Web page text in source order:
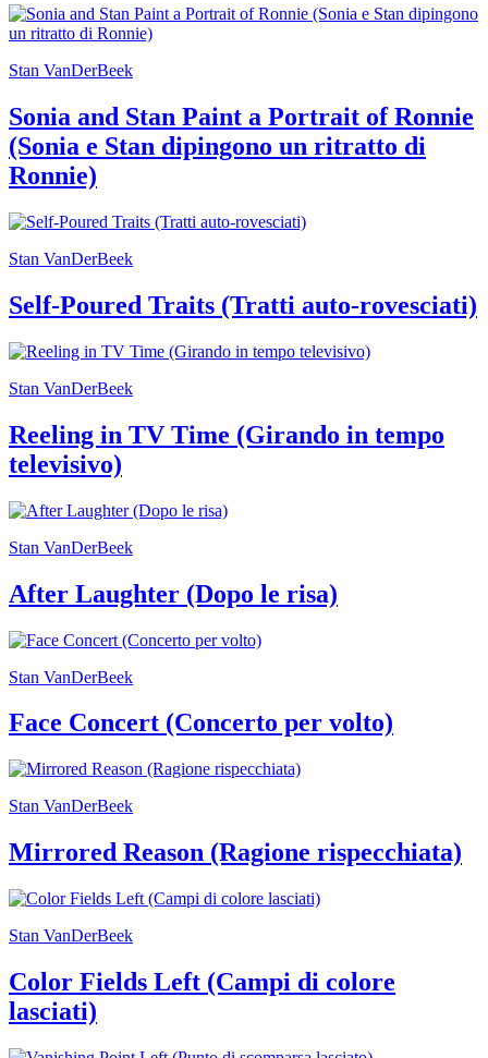
Ricerca
Famiglie
Visite
Progetto
Summer
School
Progetti
Speciali
Storia
Tutte
sedi
Castello
Manica
Lunga
Cerruti
Cosmo
Digitale
Visita
Biglietti
Shop
Chi
siamo
Media
il
evento
trasparente
Whistleblowing
il
museo
Stan VanDerBeek
Sonia and Stan Paint a Portrait of Ronnie
(Sonia e Stan dipingono un ritratto di
Ronnie)
Stan VanDerBeek
Self-Poured Traits (Tratti auto-rovesciati)
Stan VanDerBeek
Reeling in TV Time (Girando in tempo
televisivo)
Stan VanDerBeek
After Laughter (Dopo le risa)
Stan VanDerBeek
Face Concert (Concerto per volto)
Stan VanDerBeek
Mirrored Reason (Ragione rispecchiata)
Stan VanDerBeek
Color Fields Left (Campi di colore
lasciati)